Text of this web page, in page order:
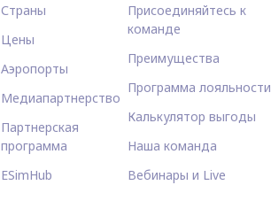
Страны
Цены
Аэропорты
Медиапартнерство
Партнерская
программа
ESimHub
Присоединяйтесь к
команде
Преимущества
Программа лояльности
Калькулятор выгоды
Наша команда
Вебинары и Live